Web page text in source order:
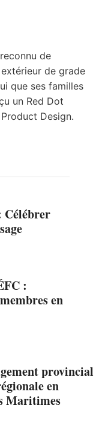
de
de grade
que ses familles
un Red Dot
Design.
Célébrer
:
en
provincial
en
Maritimes